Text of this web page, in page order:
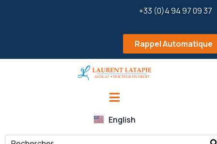
+33 (0)4 94 97 09 37
Rappel Automatique
English